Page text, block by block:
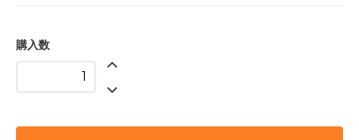
購入数